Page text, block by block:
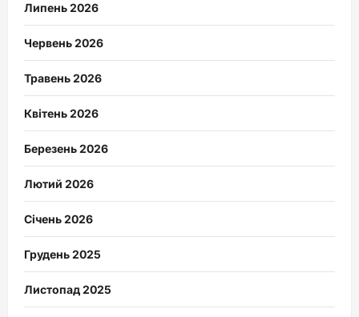
Липень 2026
Червень 2026
Травень 2026
Квітень 2026
Березень 2026
Лютий 2026
Січень 2026
Грудень 2025
Листопад 2025